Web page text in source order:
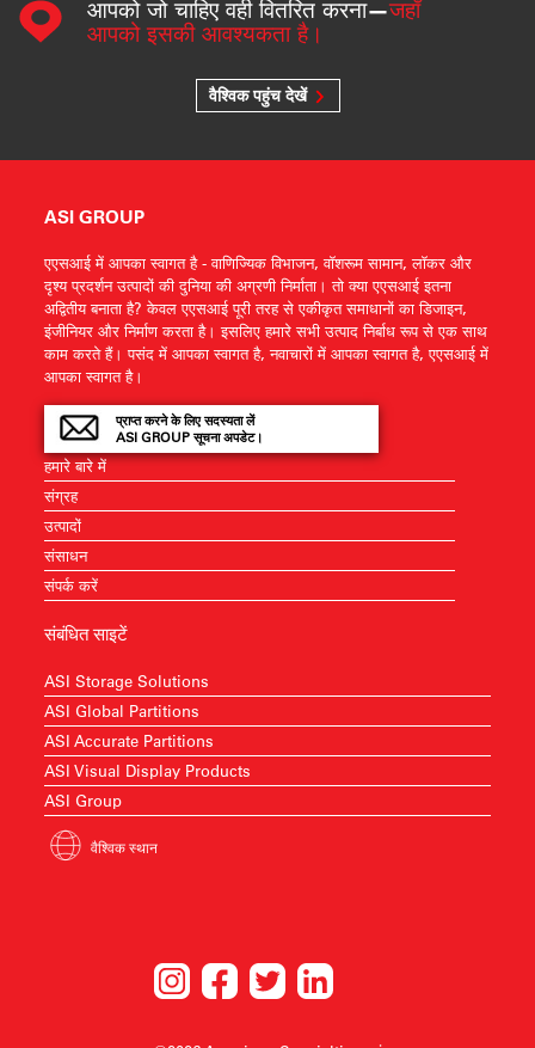
आपको जो चाहिए वही वितरित करना—जहाँ
आपको इसकी आवश्यकता है।
वैश्विक पहुंच देखें
ASI GROUP
एएसआई में आपका स्वागत है - वाणिज्यिक विभाजन, वॉशरूम सामान, लॉकर और
दृश्य प्रदर्शन उत्पादों की दुनिया की अग्रणी निर्माता। तो क्या एएसआई इतना
अद्वितीय बनाता है? केवल एएसआई पूरी तरह से एकीकृत समाधानों का डिजाइन,
इंजीनियर और निर्माण करता है। इसलिए हमारे सभी उत्पाद निर्बाध रूप से एक साथ
काम करते हैं। पसंद में आपका स्वागत है, नवाचारों में आपका स्वागत है, एएसआई में
आपका स्वागत है।
प्राप्त करने के लिए सदस्यता लें
ASI GROUP सूचना अपडेट।
हमारे बारे में
संग्रह
उत्पादों
संसाधन
संपर्क करें
संबंधित साइटें
ASI Storage Solutions
ASI Global Partitions
ASI Accurate Partitions
ASI Visual Display Products
ASI Group
वैश्विक स्थान